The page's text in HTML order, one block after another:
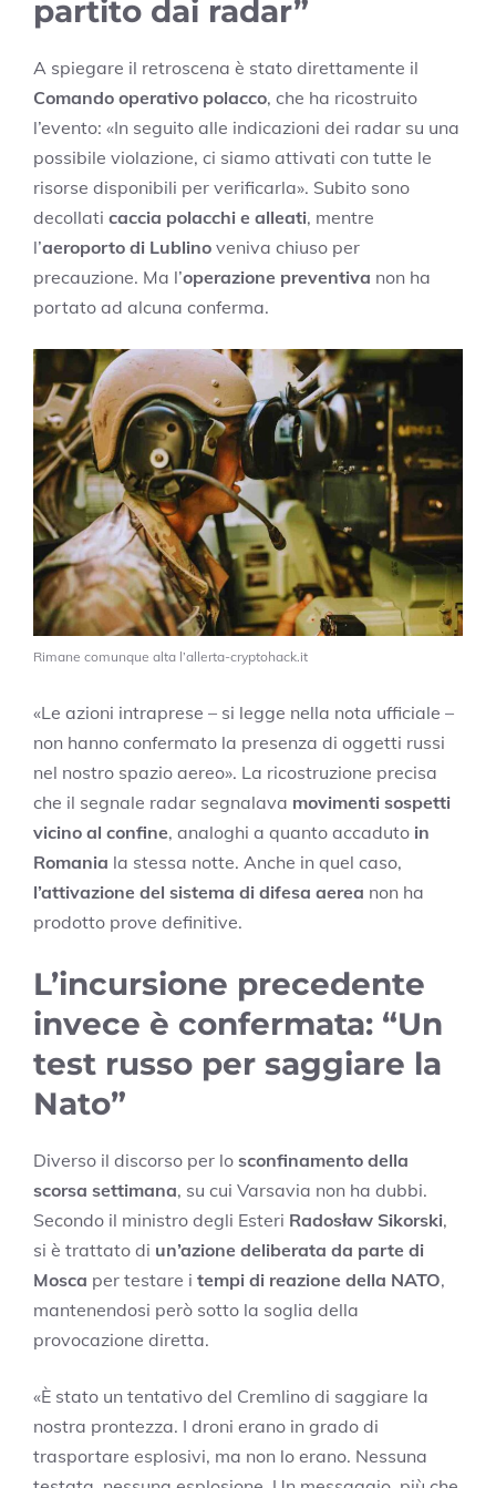
partito dai radar”
A spiegare il retroscena è stato direttamente il
Comando operativo polacco, che ha ricostruito
l’evento: «In seguito alle indicazioni dei radar su una
possibile violazione, ci siamo attivati con tutte le
risorse disponibili per verificarla». Subito sono
decollati caccia polacchi e alleati, mentre
l’aeroporto di Lublino veniva chiuso per
precauzione. Ma l’operazione preventiva non ha
portato ad alcuna conferma.
Rimane comunque alta l’allerta-cryptohack.it
«Le azioni intraprese – si legge nella nota ufficiale –
non hanno confermato la presenza di oggetti russi
nel nostro spazio aereo». La ricostruzione precisa
che il segnale radar segnalava movimenti sospetti
vicino al confine, analoghi a quanto accaduto in
Romania la stessa notte. Anche in quel caso,
l’attivazione del sistema di difesa aerea non ha
prodotto prove definitive.
L’incursione precedente
invece è confermata: “Un
test russo per saggiare la
Nato”
Diverso il discorso per lo sconfinamento della
scorsa settimana, su cui Varsavia non ha dubbi.
Secondo il ministro degli Esteri Radosław Sikorski,
si è trattato di un’azione deliberata da parte di
Mosca per testare i tempi di reazione della NATO,
mantenendosi però sotto la soglia della
provocazione diretta.
«È stato un tentativo del Cremlino di saggiare la
nostra prontezza. I droni erano in grado di
trasportare esplosivi, ma non lo erano. Nessuna